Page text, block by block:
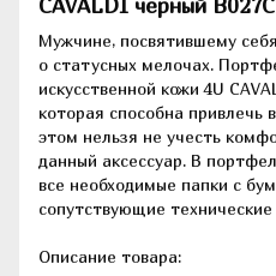
CAVALDI черный
Мужчине, посвятившему
о статусных мелочах.
искусственной кожи 4U
которая способна привлечь
этом нельзя не учесть
данный аксессуар. В
все необходимые папки с
сопутствующие
Описание товара: